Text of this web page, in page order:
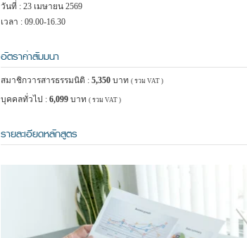
วันที่ : 23 เมษายน 2569
เวลา : 09.00-16.30
อัตราค่าสัมมนา
สมาชิกวารสารธรรมนิติ : 5,350 บาท ( รวม VAT )
บุคคลทั่วไป : 6,099 บาท ( รวม VAT )
รายละเอียดหลักสูตร